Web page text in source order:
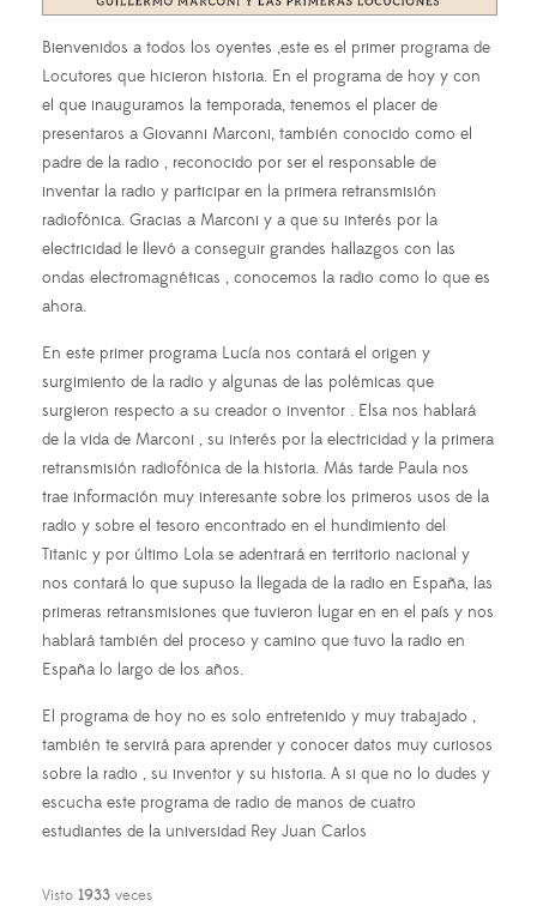
Bienvenidos a todos los oyentes ,este es el primer programa de
Locutores que hicieron historia. En el programa de hoy y con
el que inauguramos la temporada, tenemos el placer de
presentaros a Giovanni Marconi, también conocido como el
padre de la radio , reconocido por ser el responsable de
inventar la radio y participar en la primera retransmisión
radiofónica. Gracias a Marconi y a que su interés por la
electricidad le llevó a conseguir grandes hallazgos con las
ondas electromagnéticas , conocemos la radio como lo que es
ahora.
En este primer programa Lucía nos contará el origen y
surgimiento de la radio y algunas de las polémicas que
surgieron respecto a su creador o inventor . Elsa nos hablará
de la vida de Marconi , su interés por la electricidad y la primera
retransmisión radiofónica de la historia. Más tarde Paula nos
trae información muy interesante sobre los primeros usos de la
radio y sobre el tesoro encontrado en el hundimiento del
Titanic y por último Lola se adentrará en territorio nacional y
nos contará lo que supuso la llegada de la radio en España, las
primeras retransmisiones que tuvieron lugar en en el país y nos
hablará también del proceso y camino que tuvo la radio en
España lo largo de los años.
El programa de hoy no es solo entretenido y muy trabajado ,
también te servirá para aprender y conocer datos muy curiosos
sobre la radio , su inventor y su historia. A si que no lo dudes y
escucha este programa de radio de manos de cuatro
estudiantes de la universidad Rey Juan Carlos
Visto 1933 veces